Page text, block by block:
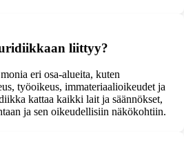
liittyy?
eri osa-alueita, kuten
työoikeus, immateriaalioikeudet ja
kattaa kaikki lait ja säännökset,
ja sen oikeudellisiin näkökohtiin.